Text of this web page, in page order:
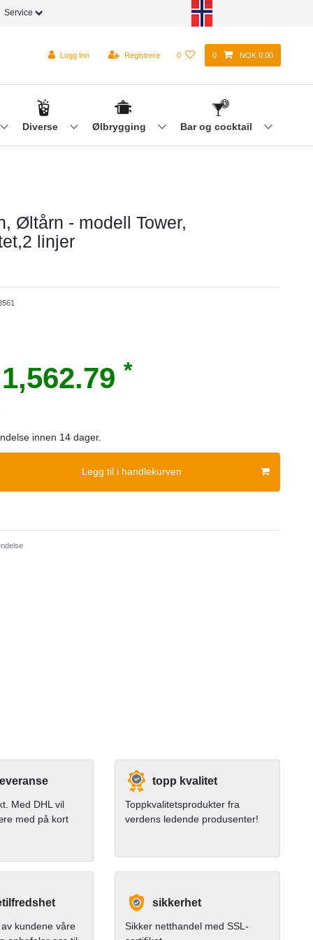
Service
Logg Inn Registrere 0 0 NOK 0.00
Diverse Ølbrygging Bar og cocktail
Øltårn - modell Tower,
linjer
*
innen 14 dager.
Legg til i handlekurven
Med DHL vil
med på kort
topp kvalitet
Toppkvalitetsprodukter fra
verdens ledende produsenter!
kundene våre
sikkerhet
Sikker netthandel med SSL-